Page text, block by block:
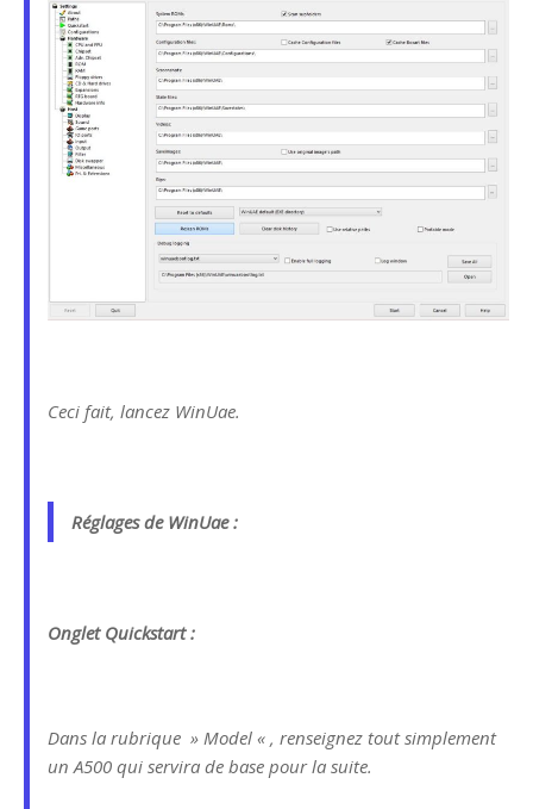
Ceci fait, lancez WinUae.
Réglages de WinUae :
Onglet Quickstart :
Dans la rubrique » Model « , renseignez tout simplement
un A500 qui servira de base pour la suite.